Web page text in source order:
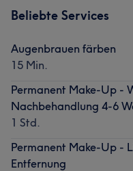
Beliebte Services
Augenbrauen färben
15 Min.
Permanent Make-Up -
Nachbehandlung 4-6
1 Std.
Permanent Make-Up -
Entfernung